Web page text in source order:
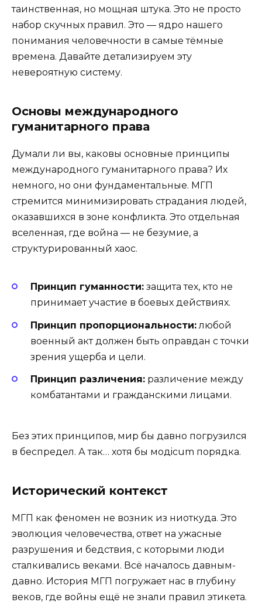
таинственная, но мощная штука. Это не просто
набор скучных правил. Это — ядро нашего
понимания человечности в самые тёмные
времена. Давайте детализируем эту
невероятную систему.
Основы международного
гуманитарного права
Думали ли вы, каковы основные принципы
международного гуманитарного права? Их
немного, но они фундаментальные. МГП
стремится минимизировать страдания людей,
оказавшихся в зоне конфликта. Это отдельная
вселенная, где война — не безумие, а
структурированный хаос.
Принцип гуманности: защита тех, кто не
принимает участие в боевых действиях.
Принцип пропорциональности: любой
военный акт должен быть оправдан с точки
зрения ущерба и цели.
Принцип различения: различение между
комбатантами и гражданскими лицами.
Без этих принципов, мир бы давно погрузился
в беспредел. А так… хотя бы модicum порядка.
Исторический контекст
MГП как феномен не возник из ниоткуда. Это
эволюция человечества, ответ на ужасные
разрушения и бедствия, с которыми люди
сталкивались веками. Всё началось давным-
давно. История МГП погружает нас в глубину
веков, где войны ещё не знали правил этикета.